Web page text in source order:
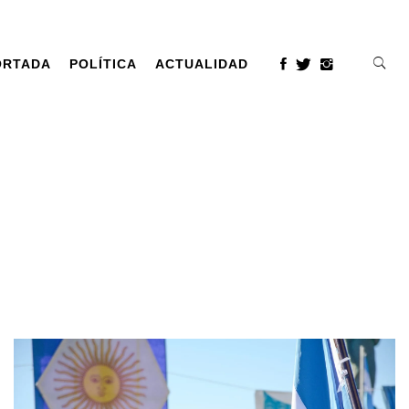
POLÍTICA ACTUALIDAD